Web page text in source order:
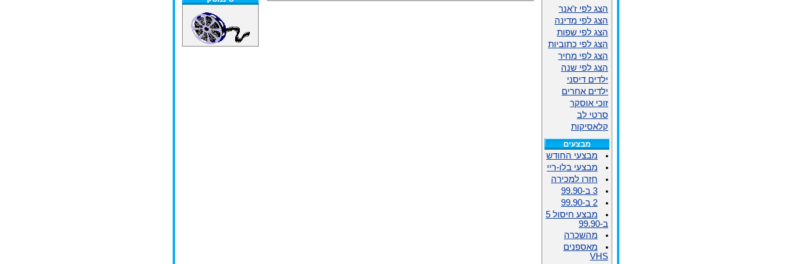
הצג לפי ז'אנר
הצג לפי מדינה
הצג לפי שפות
הצג לפי כתוביות
הצג לפי מחיר
הצג לפי שנה
ילדים דיסני
ילדים אחרים
זוכי אוסקר
סרטי לב
קלאסיקות
מבצעים
מבצעי החודש
מבצעי בלו-ריי
חזרו למכירה
3 ב-99.90
2 ב-99.90
מבצע חיסול 5
ב-99.90
מהשכרה
מאספנים
VHS